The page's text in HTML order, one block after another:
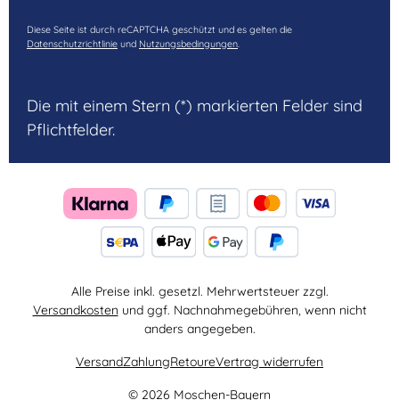
Diese Seite ist durch reCAPTCHA geschützt und es gelten die
Datenschutzrichtlinie und Nutzungsbedingungen
Die mit einem Stern (*) markierten Felder sind
Pflichtfelder.
Alle Preise inkl. gesetzl. Mehrwertsteuer zzgl.
Versandkosten und ggf. Nachnahmegebühren, wenn nicht
anders angegeben.
© 2026 Moschen-Bayern
VersandZahlungRetoureVertrag widerrufen